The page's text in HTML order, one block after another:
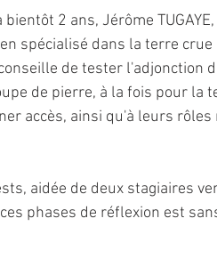
bientôt 2 ans, Jérôme
spécialisé dans la terre crue
de tester l'adjonction
de pierre, à la fois pour la
accès, ainsi qu'à leurs
aidée de deux stagiaires
phases de réflexion est